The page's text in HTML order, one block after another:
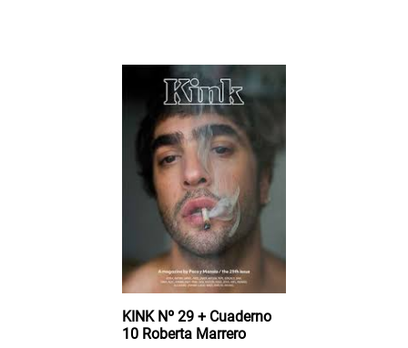
KINK Nº 29 + Cuaderno
10 Roberta Marrero